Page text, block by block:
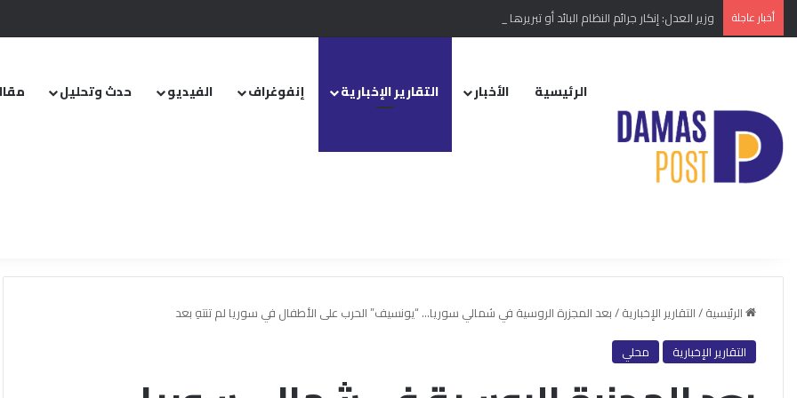
أخبار عاجلة وزير العدل: إنكار جرائم النظام البائد أو تبريرها مخالفة دستورية.. ومشروع قانون خاص إلى مجلس الشعب
الرئيسية الأخبار التقارير الإخبارية إنفوغراف الفيديو حدث وتحليل
الرئيسية/التقارير الإخبارية/بعد المجزرة الروسية في شمالي سوريا… “يونسيف” الحرب على الأطفال في سوريا لم تنتهِ بعد
التقارير الإخبارية
محلي